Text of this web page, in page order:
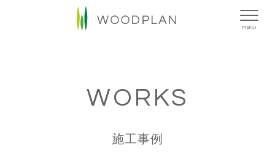
WORKS
施工事例
MENU